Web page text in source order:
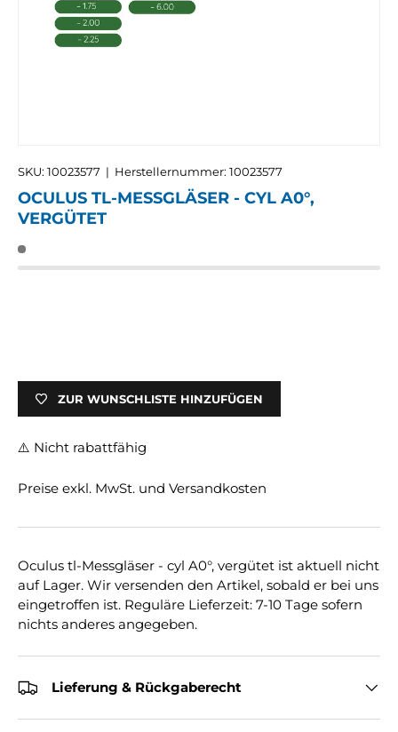
SKU: 10023577 | Herstellernummer: 10023577
OCULUS TL-MESSGLÄSER - CYL A0°,
VERGÜTET
ZUR WUNSCHLISTE HINZUFÜGEN
⚠️ Nicht rabattfähig
Preise exkl. MwSt. und Versandkosten
Oculus tl-Messgläser - cyl A0°, vergütet ist aktuell nicht
auf Lager. Wir versenden den Artikel, sobald er bei uns
eingetroffen ist. Reguläre Lieferzeit: 7-10 Tage sofern
nichts anderes angegeben.
Lieferung & Rückgaberecht